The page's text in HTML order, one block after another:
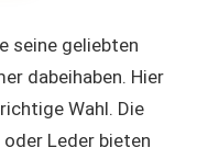
seine geliebten
dabeihaben. Hier
Wahl. Die
Leder bieten